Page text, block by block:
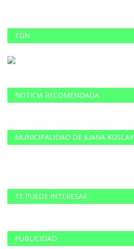
TGN
NOTICIA RECOMENDADA
MUNICIPALIDAD DE JUANA KOSLAY
TE PUEDE INTERESAR
PUBLICIDAD